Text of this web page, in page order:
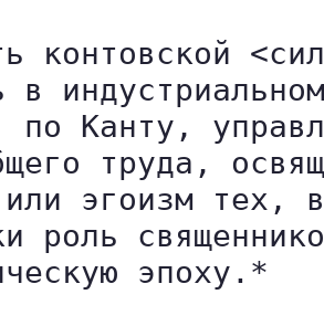
контовской
в
по Канту,
труда,
или эгоизм тех,
роль
эпоху.*